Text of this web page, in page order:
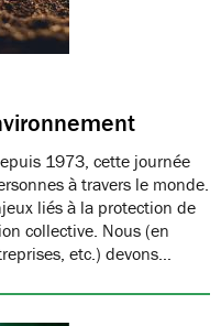
1973, cette journée
à travers le monde.
liés à la protection de
collective. Nous (en
etc.) devons…